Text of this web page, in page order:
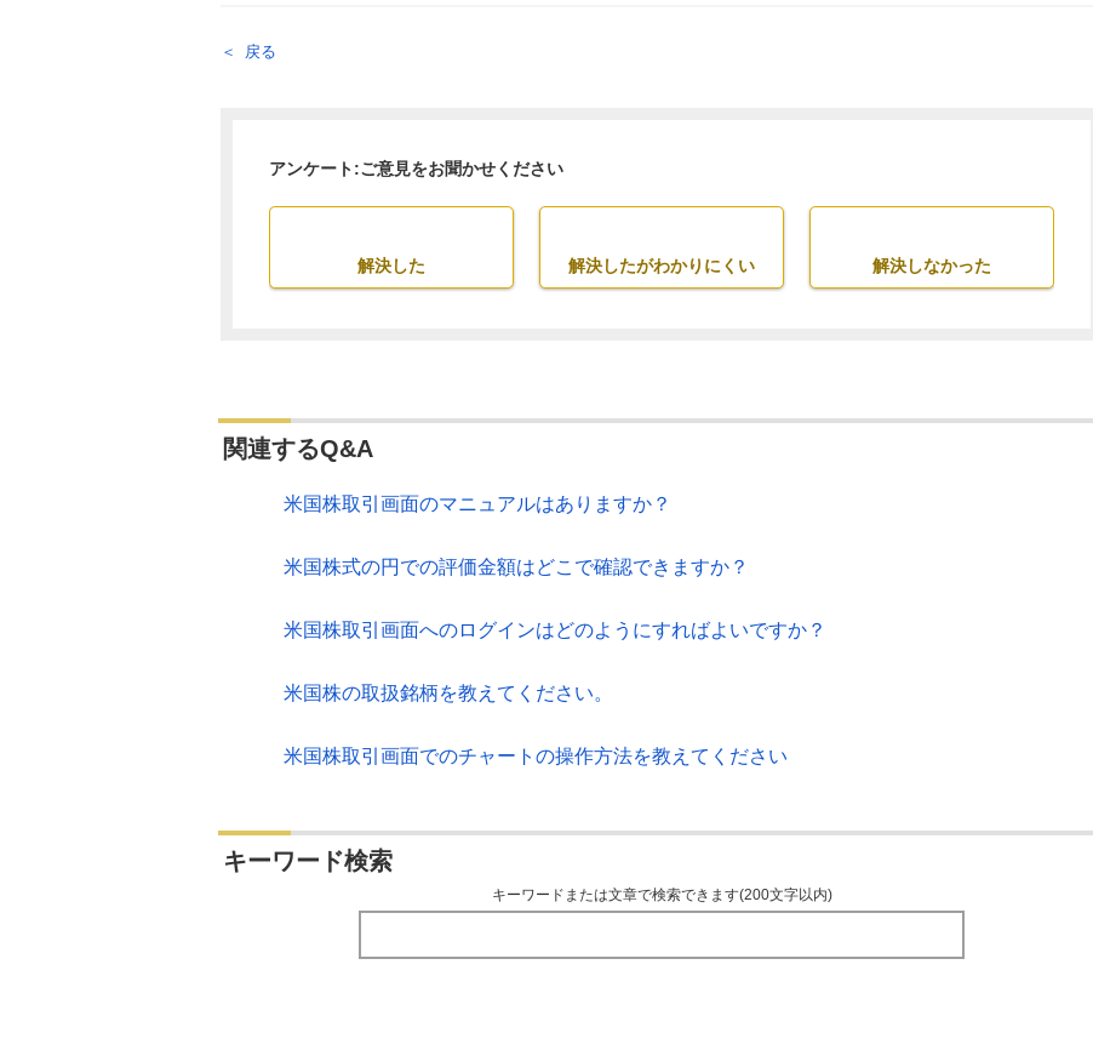
戻る
アンケート:ご意見をお聞かせください
解決した 解決したがわかりにくい 解決しなかった
関連するQ&A
米国株取引画面のマニュアルはありますか？
米国株式の円での評価金額はどこで確認できますか？
米国株取引画面へのログインはどのようにすればよいですか？
米国株の取扱銘柄を教えてください。
米国株取引画面でのチャートの操作方法を教えてください
キーワード検索
キーワードまたは文章で検索できます(200文字以内)